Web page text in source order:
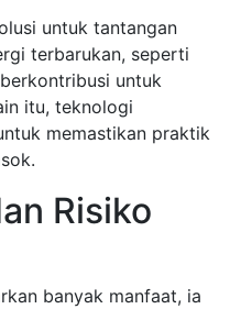
untuk tantangan
terbarukan, seperti
untuk
itu, teknologi
memastikan praktik
Risiko
banyak manfaat, ia